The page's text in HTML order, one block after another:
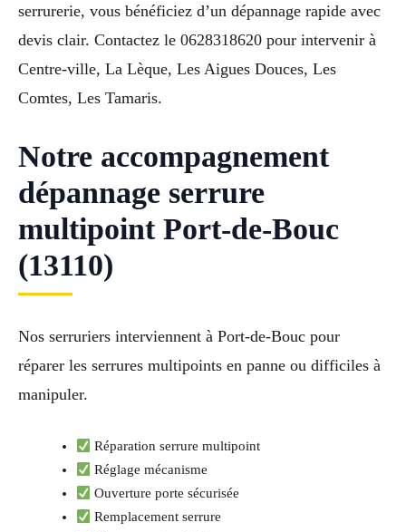
serrurerie, vous bénéficiez d’un dépannage rapide avec
devis clair. Contactez le 0628318620 pour intervenir à
Centre-ville, La Lèque, Les Aigues Douces, Les
Comtes, Les Tamaris.
Notre accompagnement
dépannage serrure
multipoint Port-de-Bouc
(13110)
Nos serruriers interviennent à Port-de-Bouc pour
réparer les serrures multipoints en panne ou difficiles à
manipuler.
Réparation serrure multipoint
Réglage mécanisme
Ouverture porte sécurisée
Remplacement serrure